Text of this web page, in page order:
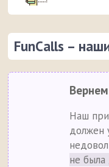
FunCalls –
Наш
должен
не была